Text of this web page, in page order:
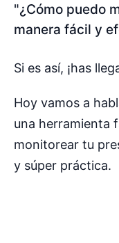
"¿Cómo puedo
manera fácil y
Si es así, ¡has
Hoy vamos a
una herramienta
monitorear tu
y súper práctica.